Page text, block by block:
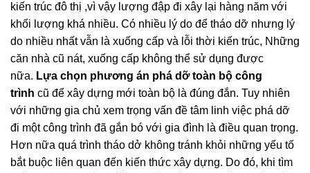
kiến trúc đô thị ,vì vậy lượng đập đi xây lại hàng năm với
khối lượng khá nhiều. Có nhiều lý do để tháo dỡ nhưng lý
do nhiều nhất vẫn là xuống cấp và lỗi thời kiến trúc, Những
căn nhà cũ nát, xuống cấp không thể sử dụng được
nữa. Lựa chọn phương án phá dỡ toàn bộ công
trình cũ để xây dựng mới toàn bộ là đúng đắn. Tuy nhiên
với những gia chủ xem trọng vấn đề tâm linh việc phá dỡ
đi một công trình đã gắn bó với gia đình là điều quan trọng.
Hơn nữa quá trình tháo dở không tránh khỏi những yếu tố
bắt buộc liên quan đến kiến thức xây dựng. Do đó, khi tìm